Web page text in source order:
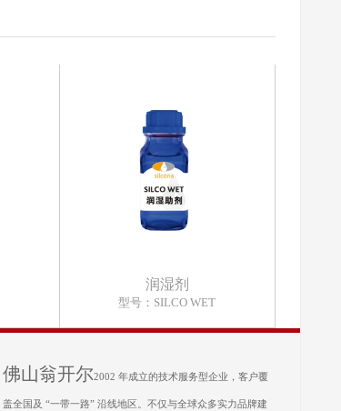
润湿剂
型号：SILCO WET
佛山翁开尔2002 年成立的技术服务型企业，客户覆
盖全国及 “一带一路” 沿线地区。不仅与全球众多实力品牌建